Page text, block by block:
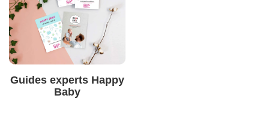
Guides experts Happy
Baby